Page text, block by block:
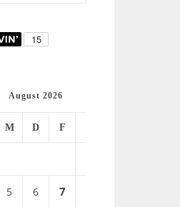
August 2026
M D F
5 6 7